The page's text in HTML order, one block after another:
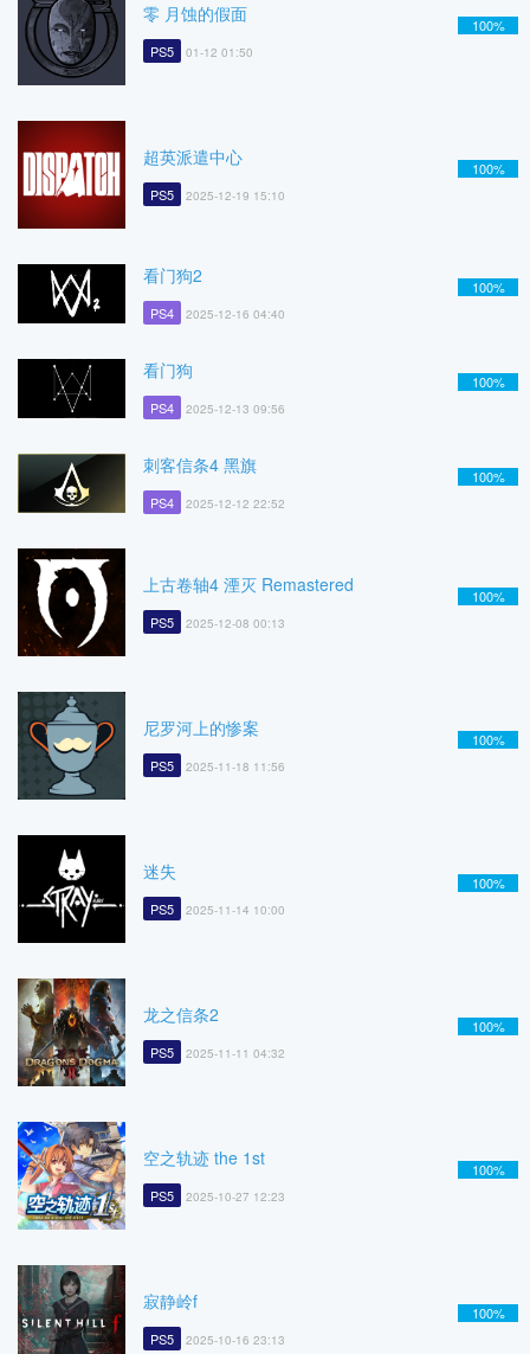
零 月蚀的假面
PS5 01-12 01:50
100%
超英派遣中心
PS5 2025-12-19 15:10
100%
看门狗2
PS4 2025-12-16 04:40
100%
看门狗
PS4 2025-12-13 09:56
100%
刺客信条4 黑旗
PS4 2025-12-12 22:52
100%
上古卷轴4 湮灭 Remastered
PS5 2025-12-08 00:13
100%
尼罗河上的惨案
PS5 2025-11-18 11:56
100%
迷失
PS5 2025-11-14 10:00
100%
龙之信条2
PS5 2025-11-11 04:32
100%
空之轨迹 the 1st
PS5 2025-10-27 12:23
100%
寂静岭f
PS5 2025-10-16 23:13
100%